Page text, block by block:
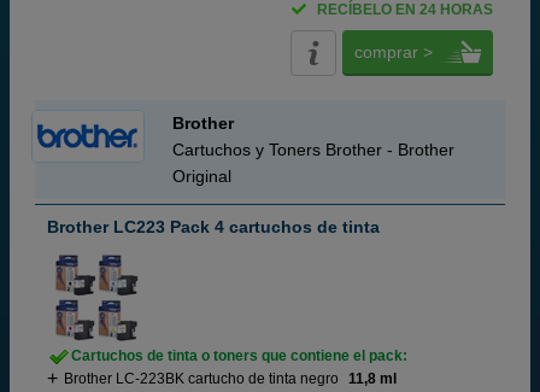
RECÍBELO EN 24 HORAS
comprar >
Brother
Cartuchos y Toners Brother - Brother
Original
Brother LC223 Pack 4 cartuchos de tinta
Cartuchos de tinta o toners que contiene el pack:
Brother LC-223BK cartucho de tinta negro
11,8 ml